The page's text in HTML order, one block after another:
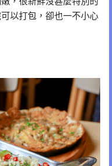
以打包，卻也一不小心